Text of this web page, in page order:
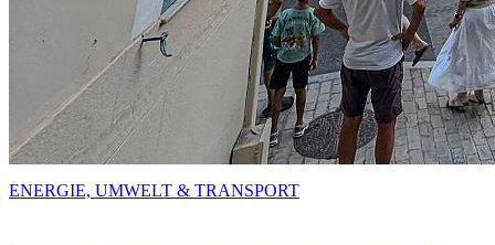
ENERGIE, UMWELT & TRANSPORT